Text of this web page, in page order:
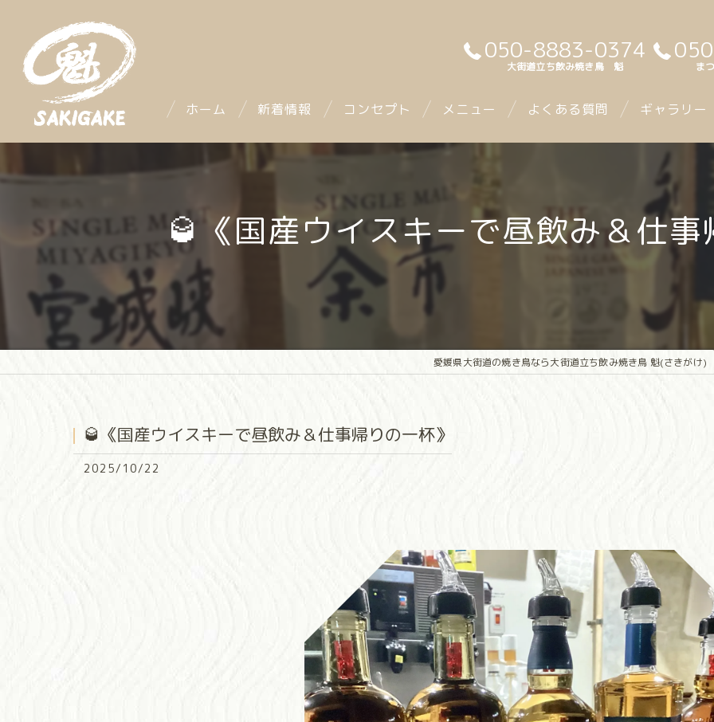
050-8883-0374
大街道立ち飲み焼き鳥 魁 ま
ホーム 新着情報 コンセプト メニュー よくある質問 ギャラリー
🥃《国産ウイスキーで昼飲み＆仕
愛媛県大街道の焼き鳥なら大街道立ち飲み焼き鳥 魁(さきがけ)
🥃《国産ウイスキーで昼飲み＆仕事帰りの一杯》
2025/10/22